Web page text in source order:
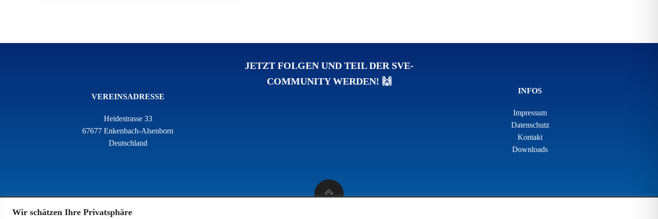
Wir schätzen Ihre Privatsphäre
VEREINSADRESSE
Heidestrasse 33
67677 Enkenbach-Alsenborn
Deutschland
JETZT FOLGEN UND TEIL DER SVE-
COMMUNITY WERDEN! 🙌
INFOS
Impressum
Datenschutz
Kontakt
Downloads